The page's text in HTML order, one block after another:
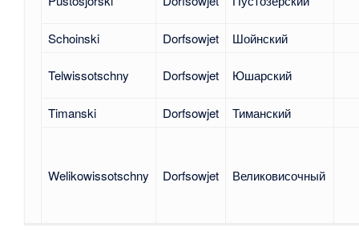
Schoinski Dorfsowjet Шойнский
Telwissotschny Dorfsowjet Юшарский
Timanski Dorfsowjet Тиманский
Welikowissotschny Dorfsowjet Великовисочный